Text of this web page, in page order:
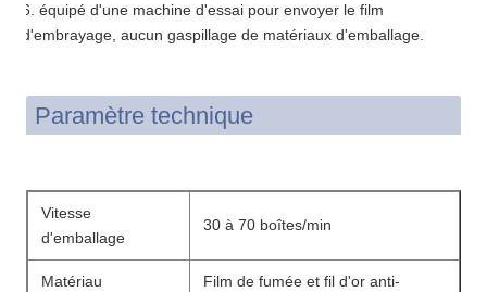
6. équipé d'une machine d'essai pour envoyer le film
d'embrayage, aucun gaspillage de matériaux d'emballage.
Paramètre technique
Vitesse
d'emballage
30 à 70 boîtes/min
Matériau
Film de fumée et fil d'or anti-